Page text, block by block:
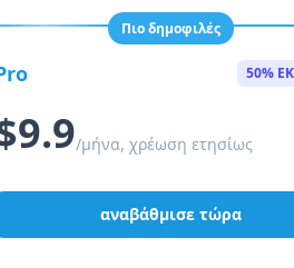
Πιο δημοφιλές
50%
/μήνα, χρέωση ετησίως
αναβάθμισε τώρα